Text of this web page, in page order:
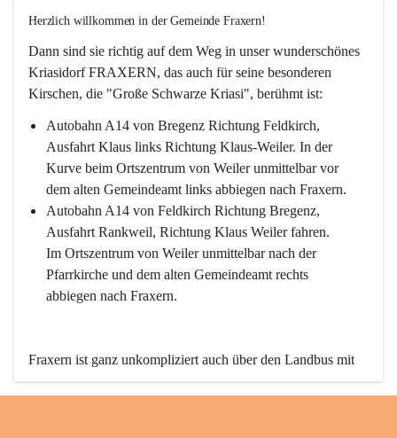
Herzlich willkommen in der Gemeinde Fraxern!
Dann sind sie richtig auf dem Weg in unser wunderschönes
Kriasidorf FRAXERN, das auch für seine besonderen
Kirschen, die "Große Schwarze Kriasi", berühmt ist:
Autobahn A14 von Bregenz Richtung Feldkirch,
Ausfahrt Klaus links Richtung Klaus-Weiler. In der
Kurve beim Ortszentrum von Weiler unmittelbar vor
dem alten Gemeindeamt links abbiegen nach Fraxern.
Autobahn A14 von Feldkirch Richtung Bregenz,
Ausfahrt Rankweil, Richtung Klaus Weiler fahren.
Im Ortszentrum von Weiler unmittelbar nach der
Pfarrkirche und dem alten Gemeindeamt rechts
abbiegen nach Fraxern.
Fraxern ist ganz unkompliziert auch über den Landbus mit
den öffentlichen Verkehrsmitteln zu erreichen. Die Linie